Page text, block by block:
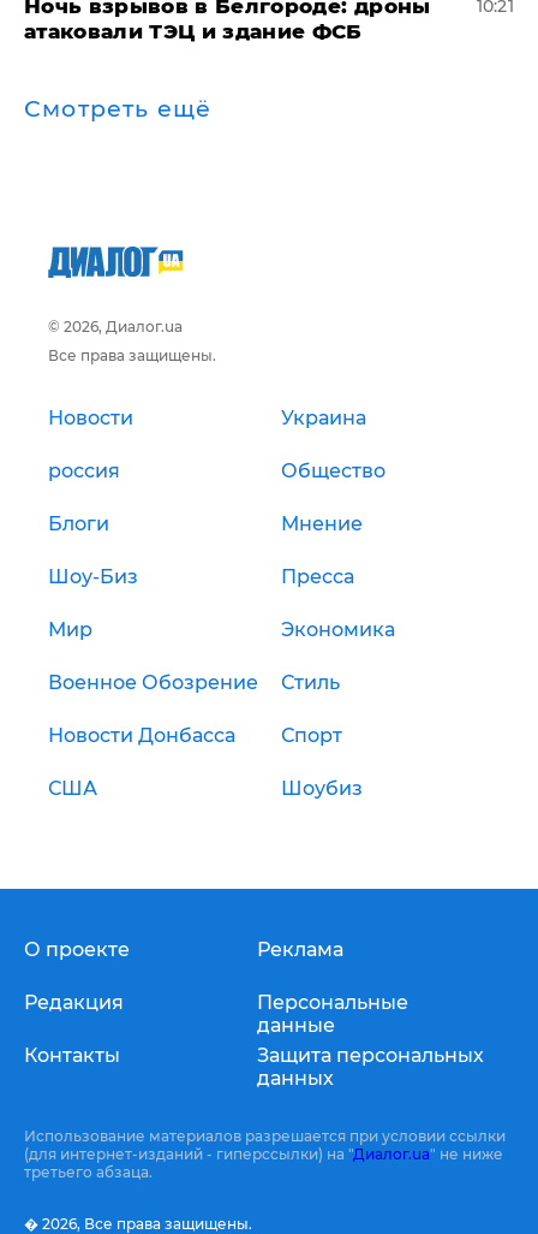
​Ночь взрывов в Белгороде: дроны
атаковали ТЭЦ и здание ФСБ
10:21
Смотреть ещё
© 2026, Диалог.ua
Все права защищены.
Новости Украина
россия Общество
Блоги Мнение
Шоу-Биз Пресса
Мир Экономика
Военное Обозрение Стиль
Новости Донбасса Спорт
США Шоубиз
О проекте
Редакция
Контакты
Реклама
Персональные
данные
Защита персональных
данных
Использование материалов разрешается при условии ссылки
(для интернет-изданий - гиперссылки) на "Диалог.ua" не ниже
третьего абзаца.
� 2026, Все права защищены.